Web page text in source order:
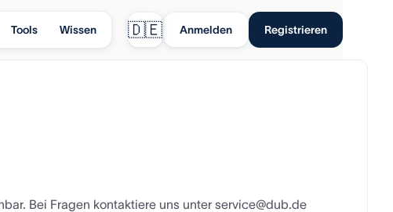
Tools Wissen 🇩🇪 Anmelden Registrieren
Bei Fragen kontaktiere uns unter service@dub.de